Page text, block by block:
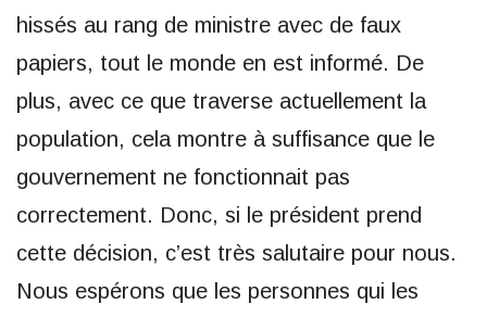
hissés au rang de ministre avec de faux
papiers, tout le monde en est informé. De
plus, avec ce que traverse actuellement la
population, cela montre à suffisance que le
gouvernement ne fonctionnait pas
correctement. Donc, si le président prend
cette décision, c’est très salutaire pour nous.
Nous espérons que les personnes qui les